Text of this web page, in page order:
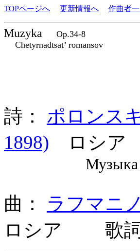
TOPページへ 更新情報へ 作曲者
Muzyka
Op.34-8
Chetyrnadtsat’ romansov
詩： ポロンス
1898) ロシア
Музыка
曲： ラフマニ
ロシア 歌詞